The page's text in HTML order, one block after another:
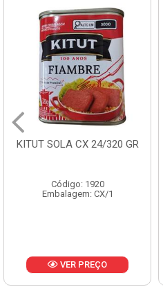
GR
MOLHO VERDE D'AJUDA
Código: 13751
Embalagem: CX/1
VER PREÇO